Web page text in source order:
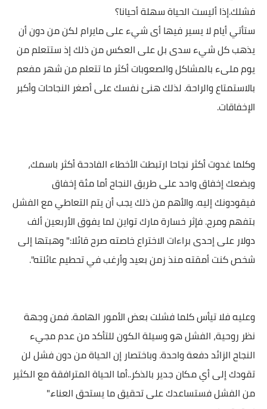
فشلك.إذا أليست الحياة سهلة أحيانا؟
ستأتي أيام لا يسير فيها أى شيء على مايرام لكن من دون أن
يذهب كل شيء سدى بل على العكس من ذلك إذ ستتعلم من
يوم ملىء بالمشاكل والصعوبات أكثر ما تتعلم من شهر مفعم
بالاستمتاع والراحة. لذلك هنئ نفسك على أصغر النجاحات وأكبر
الإخفاقات.
وكلما غدوت أكثر نجاحا ارتبطت الأخطاء الفادحة أكثر باسمك،
ويضعك إخفاق واحد على طريق النجاح أما مئة إخفاق
فيقودونك إليه. والأهم من ذلك يجب أن يتم التعاطي مع الفشل
بتفهم ومرح. فإثر خسارة مارك تواين لما يفوق الأربعين ألف
دولار على إحدى براءات الاختراع خاصته صرح قائلا:" وهبتها إلى
شخص كنت أمقته منذ زمن بعيد وأرغب في تحطيم عائلته".
وعليه فلا تيأس كلما فشلت بعض الأمور الهامة. فمن وجهة
نظر روحية، الفشل هو وسيلة الكون للتأكد من عدم مجيء
النجاح الزائد دفعة واحدة. وباختصار إن الحياة من دون فشل لن
تقودك إلى أي مكان جدير بالذكر..أما الحياة المترافقة مع الكثير
من الفشل فستساعدك على تحقيق ما يستحق العناء."